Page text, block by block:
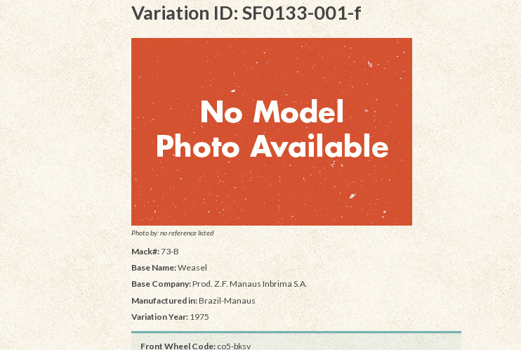
Variation ID: SF0133-001-f
Photo by: no reference listed
Mack#:73-B
Base Name:Weasel
Base Company:Prod. Z.F. Manaus Inbrima S.A.
Manufactured in:Brazil-Manaus
Variation Year: 1975
Front Wheel Code:co5-bksv